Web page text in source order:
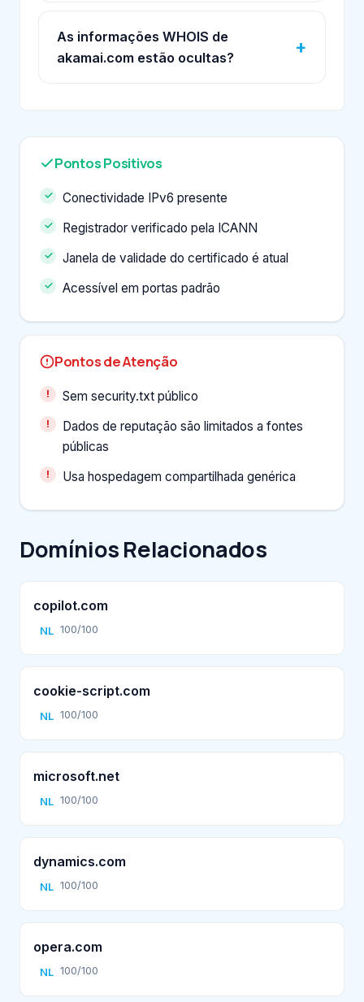
As informações WHOIS de
akamai.com estão ocultas?
Pontos Positivos
Conectividade IPv6 presente
Registrador verificado pela ICANN
Janela de validade do certificado é atual
Acessível em portas padrão
Pontos de Atenção
Sem security.txt público
Dados de reputação são limitados a fontes
públicas
Usa hospedagem compartilhada genérica
Domínios Relacionados
copilot.com
NL 100/100
cookie-script.com
NL 100/100
microsoft.net
NL 100/100
dynamics.com
NL 100/100
opera.com
NL 100/100